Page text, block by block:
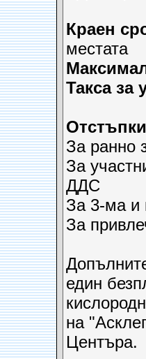
Краен
местата
Такса за
За ранно
За
ДДС
За 3-ма и
За
един
на
Центъра.